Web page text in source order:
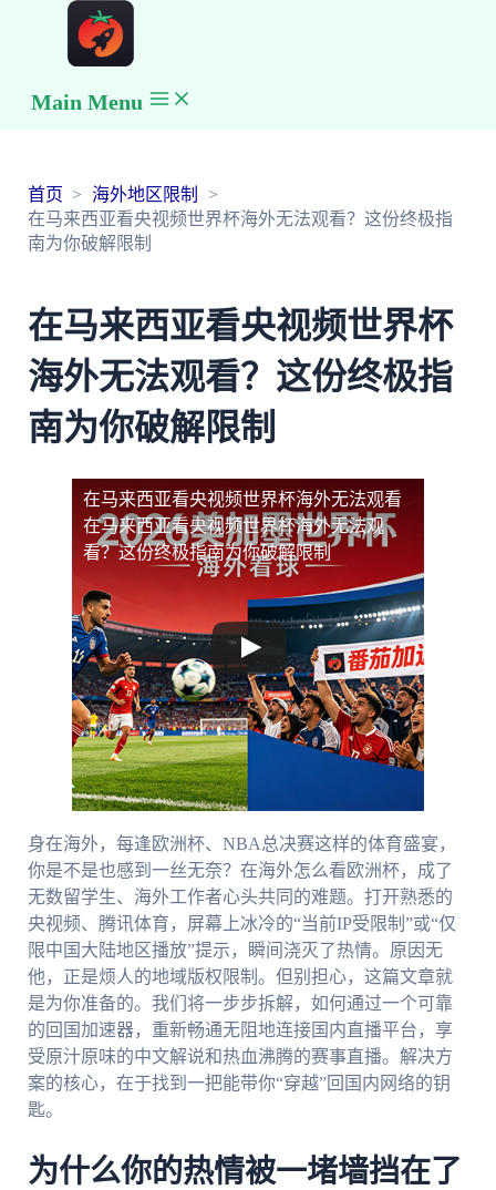
Main Menu
首页
海外地区限制
在马来西亚看央视频世界杯海外无法观看？这份终极指
南为你破解限制
在马来西亚看央视频世界杯
海外无法观看？这份终极指
南为你破解限制
在马来西亚看央视频世界杯海外无法观看
在马来西亚看央视频世界杯海外无法观
看？这份终极指南为你破解限制
身在海外，每逢欧洲杯、NBA总决赛这样的体育盛宴，
你是不是也感到一丝无奈？在海外怎么看欧洲杯，成了
无数留学生、海外工作者心头共同的难题。打开熟悉的
央视频、腾讯体育，屏幕上冰冷的“当前IP受限制”或“仅
限中国大陆地区播放”提示，瞬间浇灭了热情。原因无
他，正是烦人的地域版权限制。但别担心，这篇文章就
是为你准备的。我们将一步步拆解，如何通过一个可靠
的回国加速器，重新畅通无阻地连接国内直播平台，享
受原汁原味的中文解说和热血沸腾的赛事直播。解决方
案的核心，在于找到一把能带你“穿越”回国内网络的钥
匙。
为什么你的热情被一堵墙挡在了